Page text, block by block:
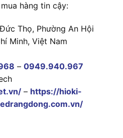
hàng tin cậy:
Thọ, Phường An Hội
Minh, Việt Nam
– 0949.940.967
– https://hioki-